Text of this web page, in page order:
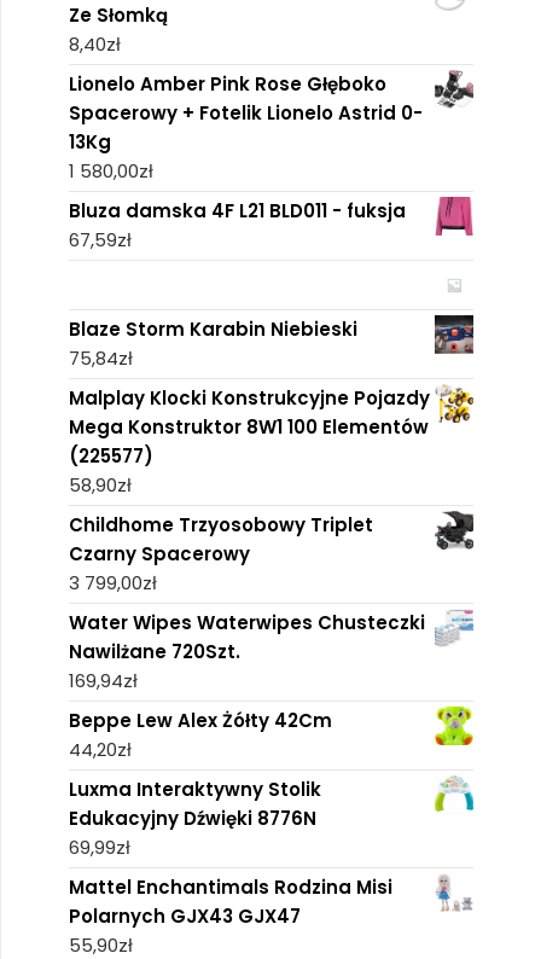
Ze Słomką
8,40zł
Lionelo Amber Pink Rose Głęboko
Spacerowy + Fotelik Lionelo Astrid 0-
13Kg
1 580,00zł
Bluza damska 4F L21 BLD011 - fuksja
67,59zł
Blaze Storm Karabin Niebieski
75,84zł
Malplay Klocki Konstrukcyjne Pojazdy
Mega Konstruktor 8W1 100 Elementów
(225577)
58,90zł
Childhome Trzyosobowy Triplet
Czarny Spacerowy
3 799,00zł
Water Wipes Waterwipes Chusteczki
Nawilżane 720Szt.
169,94zł
Beppe Lew Alex Żółty 42Cm
44,20zł
Luxma Interaktywny Stolik
Edukacyjny Dźwięki 8776N
69,99zł
Mattel Enchantimals Rodzina Misi
Polarnych GJX43 GJX47
55,90zł